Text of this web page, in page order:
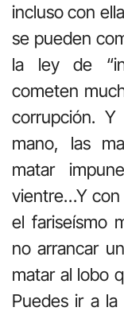
incluso con
se pueden
la ley de
cometen
corrupción.
mano, las
matar
vientre…Y con
el fariseísmo
no arrancar
matar al lobo
Puedes ir a